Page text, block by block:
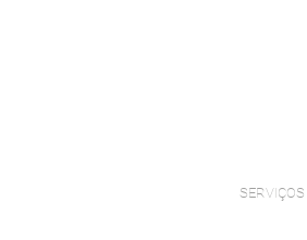
SERVIÇOS